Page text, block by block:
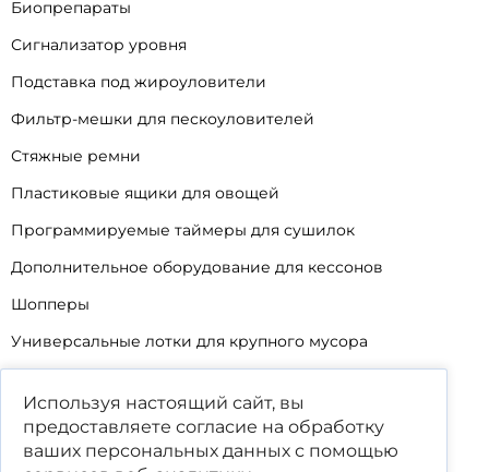
Биопрепараты
Сигнализатор уровня
Подставка под жироуловители
Фильтр-мешки для пескоуловителей
Стяжные ремни
Пластиковые ящики для овощей
Программируемые таймеры для сушилок
Дополнительное оборудование для кессонов
Шопперы
Универсальные лотки для крупного мусора
Уцененные товары
Используя настоящий сайт, вы
предоставляете согласие на обработку
ваших персональных данных с помощью